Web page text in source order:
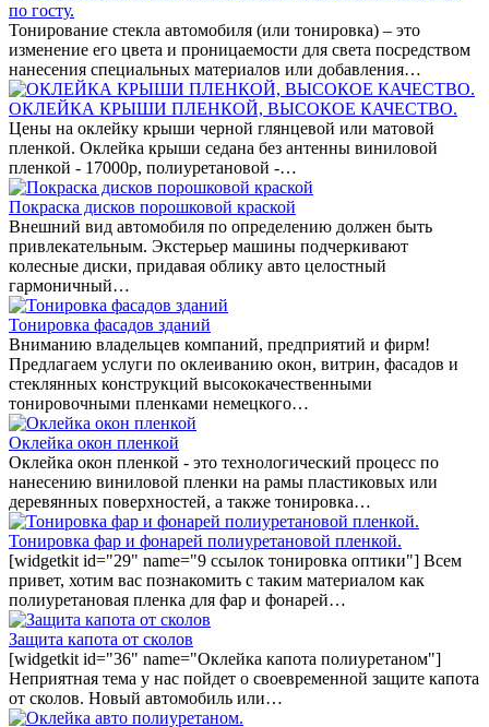
по госту.
Тонирование стекла автомобиля (или тонировка) – это
изменение его цвета и проницаемости для света посредством
нанесения специальных материалов или добавления…
ОКЛЕЙКА КРЫШИ ПЛЕНКОЙ, ВЫСОКОЕ КАЧЕСТВО.
Цены на оклейку крыши черной глянцевой или матовой
пленкой. Оклейка крыши седана без антенны виниловой
пленкой - 17000р, полиуретановой -…
Покраска дисков порошковой краской
Внешний вид автомобиля по определению должен быть
привлекательным. Экстерьер машины подчеркивают
колесные диски, придавая облику авто целостный
гармоничный…
Тонировка фасадов зданий
Вниманию владельцев компаний, предприятий и фирм!
Предлагаем услуги по оклеиванию окон, витрин, фасадов и
стеклянных конструкций высококачественными
тонировочными пленками немецкого…
Оклейка окон пленкой
Оклейка окон пленкой - это технологический процесс по
нанесению виниловой пленки на рамы пластиковых или
деревянных поверхностей, а также тонировка…
Тонировка фар и фонарей полиуретановой пленкой.
[widgetkit id="29" name="9 ссылок тонировка оптики"] Всем
привет, хотим вас познакомить с таким материалом как
полиуретановая пленка для фар и фонарей…
Защита капота от сколов
[widgetkit id="36" name="Оклейка капота полиуретаном"]
Неприятная тема у нас пойдет о своевременной защите капота
от сколов. Новый автомобиль или…